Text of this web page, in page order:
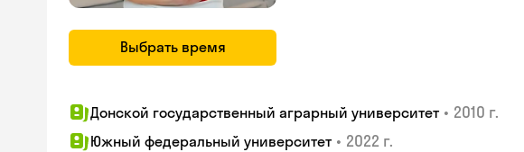
Выбрать время
Донской государственный аграрный университет • 2010 г.
Южный федеральный университет • 2022 г.